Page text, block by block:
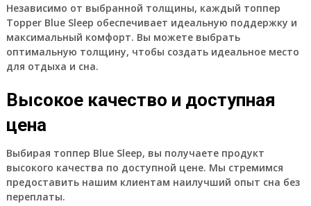
Независимо от выбранной толщины, каждый топпер
Topper Blue Sleep обеспечивает идеальную поддержку и
максимальный комфорт. Вы можете выбрать
оптимальную толщину, чтобы создать идеальное место
для отдыха и сна.
Высокое качество и доступная
цена
Выбирая топпер Blue Sleep, вы получаете продукт
высокого качества по доступной цене. Мы стремимся
предоставить нашим клиентам наилучший опыт сна без
переплаты.